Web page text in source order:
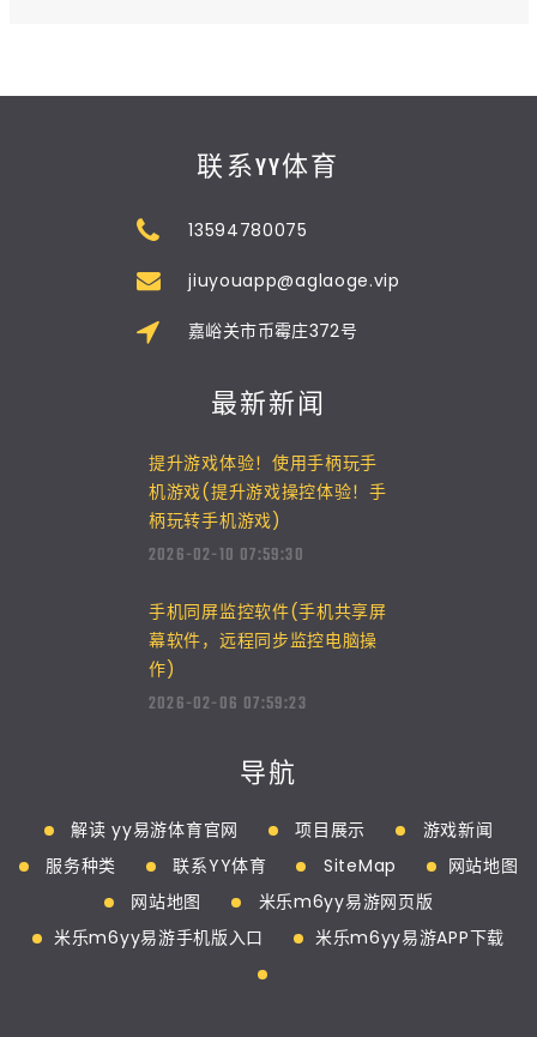
联系YY体育
13594780075
jiuyouapp@aglaoge.vip
嘉峪关市币霉庄372号
最新新闻
提升游戏体验！使用手柄玩手
机游戏(提升游戏操控体验！手
柄玩转手机游戏)
2026-02-10 07:59:30
手机同屏监控软件(手机共享屏
幕软件，远程同步监控电脑操
作)
2026-02-06 07:59:23
导航
解读 yy易游体育官网 项目展示
游戏新闻
服务种类
联系YY体育 SiteMap
网站地图
网站地图
米乐m6yy易游网页版
米乐m6yy易游手机版入口
米乐m6yy易游APP下载